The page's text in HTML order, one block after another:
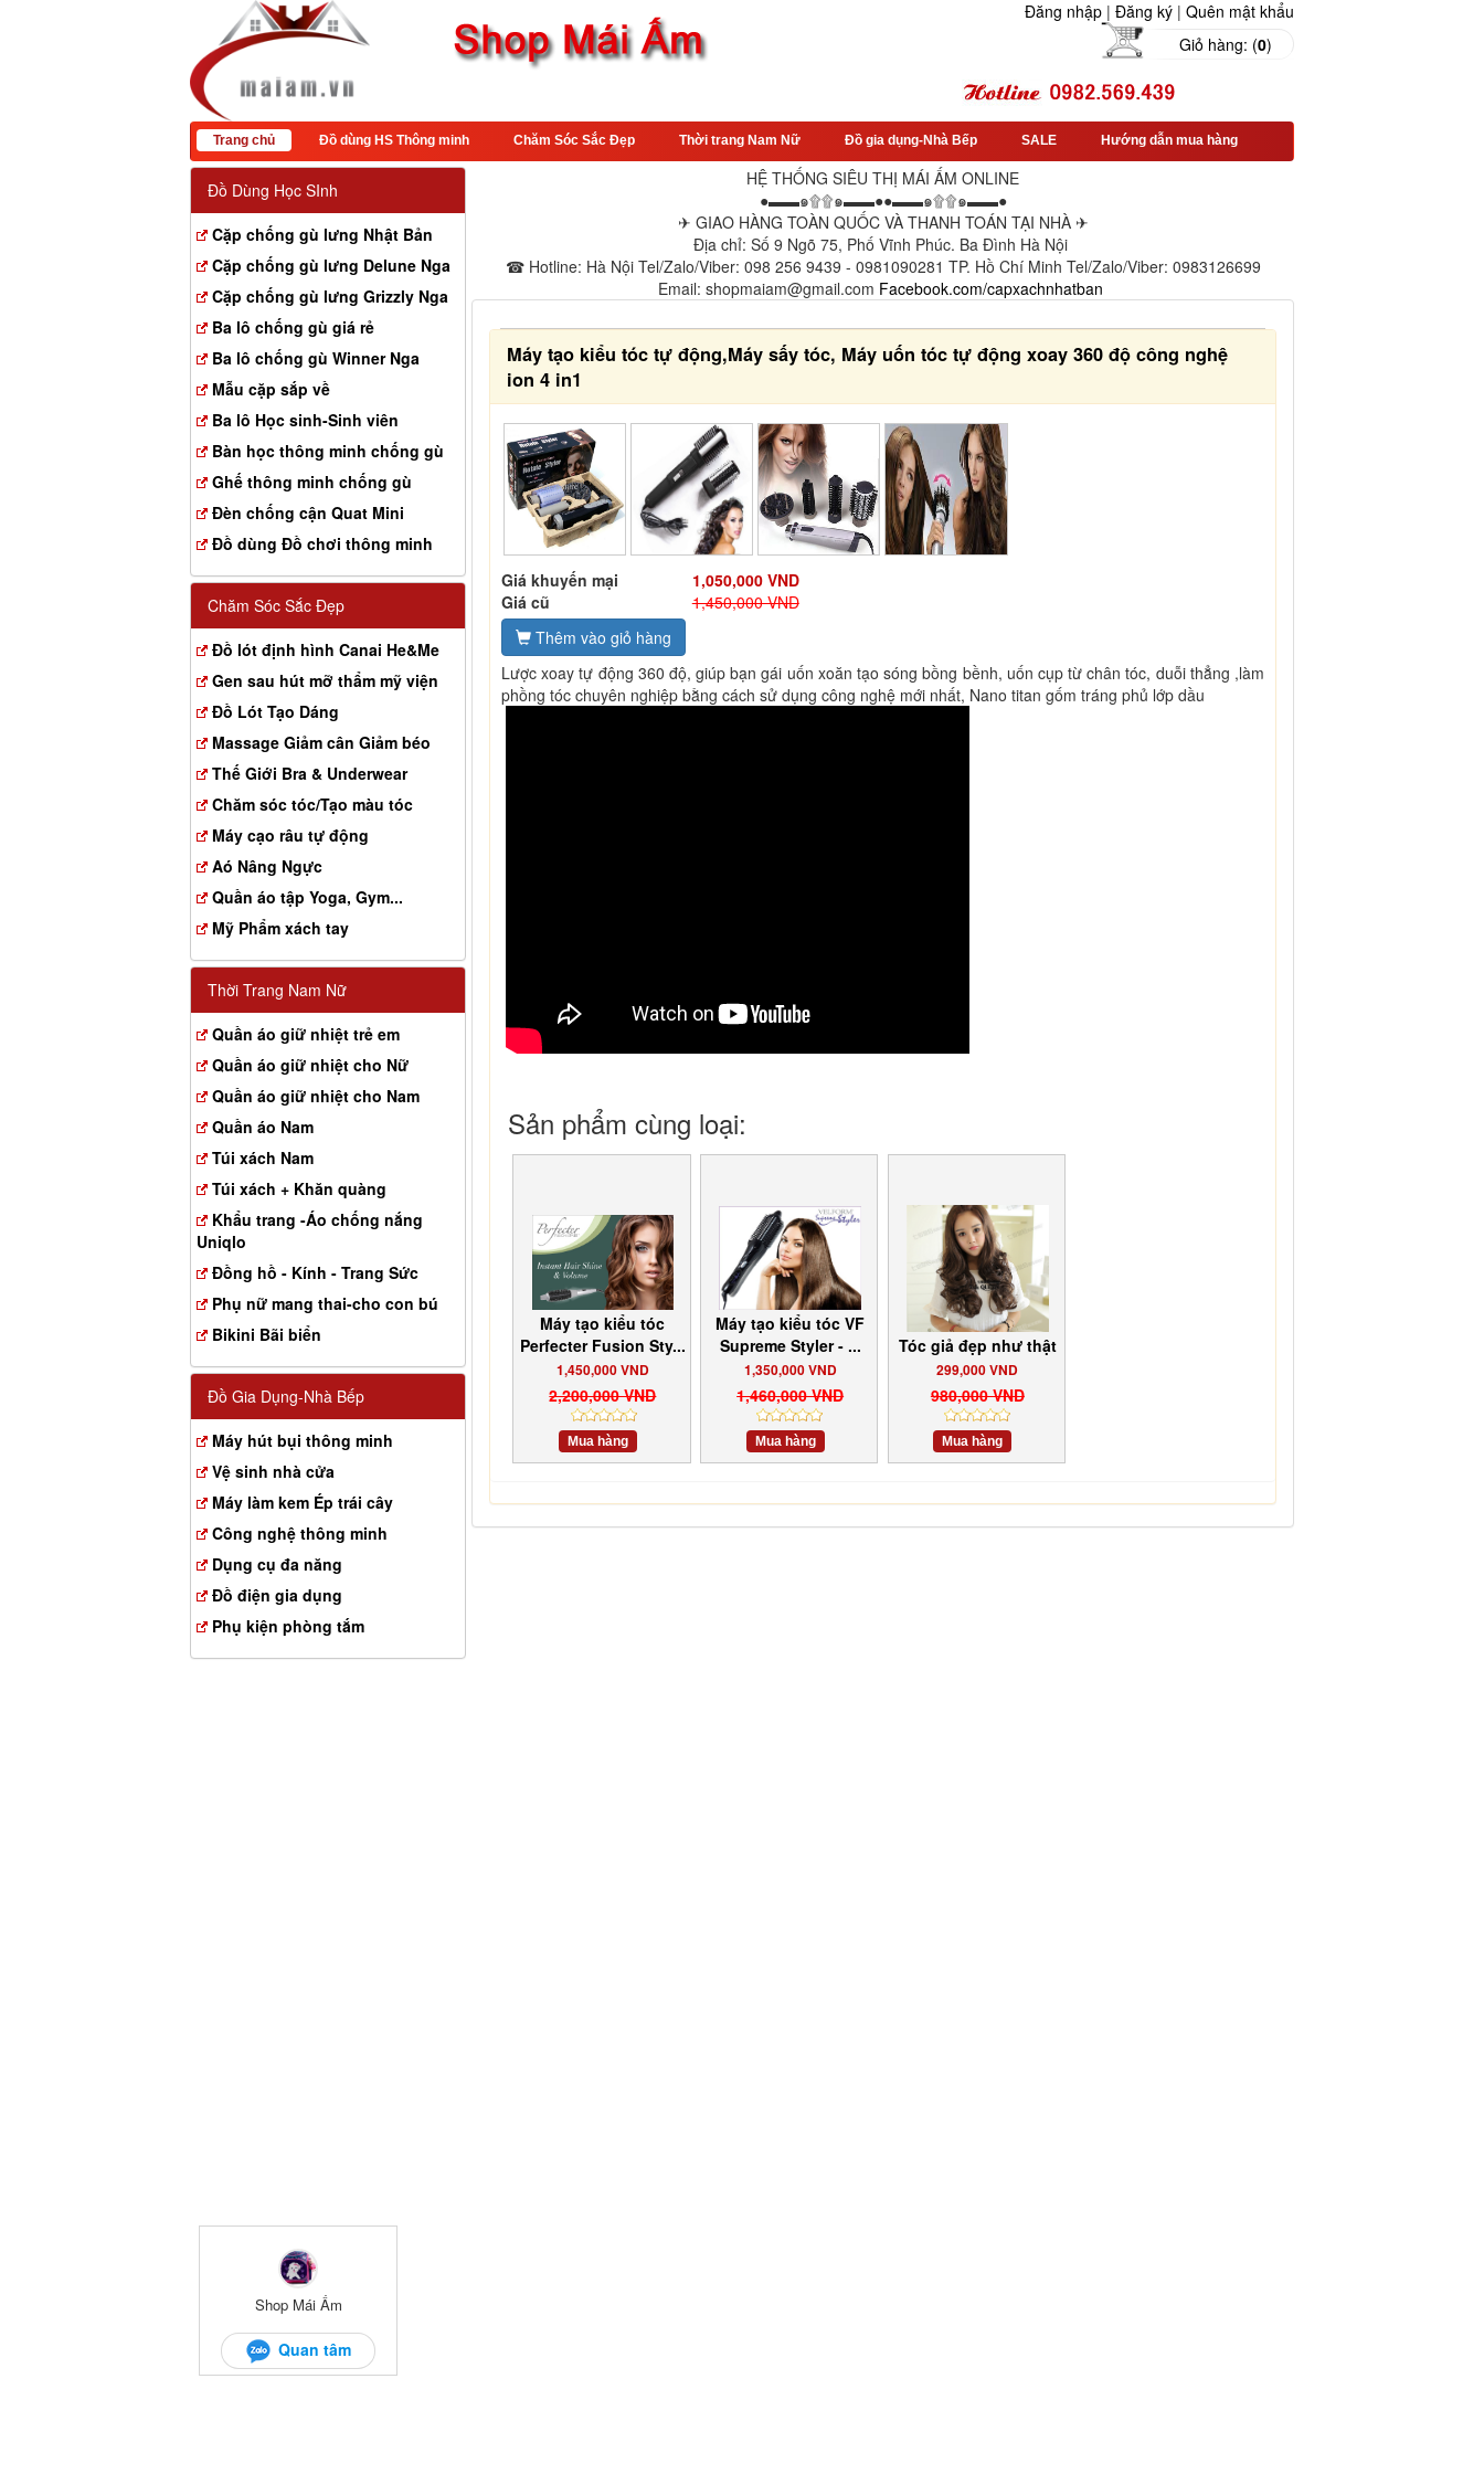
Đăng nhập | Đăng ký | Quên mật khẩu
Giỏ hàng: (0)
Trang chủ Đồ dùng HS Thông minh Chăm Sóc Sắc Đẹp Thời trang Nam Nữ Đồ gia dụng-Nhà Bếp SALE Hướng dẫn mua hàng
Đồ Dùng Học SInh
Cặp chống gù lưng Nhật Bản
Cặp chống gù lưng Delune Nga
Cặp chống gù lưng Grizzly Nga
Ba lô chống gù giá rẻ
Ba lô chống gù Winner Nga
Mẫu cặp sắp về
Ba lô Học sinh-Sinh viên
Bàn học thông minh chống gù
Ghế thông minh chống gù
Đèn chống cận Quat Mini
Đồ dùng Đồ chơi thông minh
Chăm Sóc Sắc Đẹp
Đồ lót định hình Canai He&Me
Gen sau hút mỡ thẩm mỹ viện
Đồ Lót Tạo Dáng
Massage Giảm cân Giảm béo
Thế Giới Bra & Underwear
Chăm sóc tóc/Tạo màu tóc
Máy cạo râu tự động
Aó Nâng Ngực
Quần áo tập Yoga, Gym...
Mỹ Phẩm xách tay
Thời Trang Nam Nữ
Quần áo giữ nhiệt trẻ em
Quần áo giữ nhiệt cho Nữ
Quần áo giữ nhiệt cho Nam
Quần áo Nam
Túi xách Nam
Túi xách + Khăn quàng
Khẩu trang -Áo chống nắng
Uniqlo
Đồng hồ - Kính - Trang Sức
Phụ nữ mang thai-cho con bú
Bikini Bãi biển
Đồ Gia Dụng-Nhà Bếp
Máy hút bụi thông minh
Vệ sinh nhà cửa
Máy làm kem Ép trái cây
Công nghệ thông minh
Dụng cụ đa năng
Đồ điện gia dụng
Phụ kiện phòng tắm
HỆ THỐNG SIÊU THỊ MÁI ẤM ONLINE
●▬▬๑۩۩๑▬▬●●▬▬๑۩۩๑▬▬●
✈ GIAO HÀNG TOÀN QUỐC VÀ THANH TOÁN TẠI NHÀ ✈
Địa chỉ: Số 9 Ngõ 75, Phố Vĩnh Phúc. Ba Đình Hà Nội
☎ Hotline: Hà Nội Tel/Zalo/Viber: 098 256 9439 - 0981090281 TP. Hồ Chí Minh Tel/Zalo/Viber: 0983126699
Email: shopmaiam@gmail.com Facebook.com/capxachnhatban
Máy tạo kiểu tóc tự động,Máy sấy tóc, Máy uốn tóc tự động xoay 360 độ công nghệ
ion 4 in1
Giá khuyến mại
1,050,000 VND
Giá cũ
1,450,000 VND
Thêm vào giỏ hàng
Lược xoay tự động 360 độ, giúp bạn gái uốn xoăn tạo sóng bồng bềnh, uốn cụp từ chân tóc, duỗi thẳng ,làm
phồng tóc chuyên nghiệp bằng cách sử dụng công nghệ mới nhất, Nano titan gốm tráng phủ lớp dầu
Sản phẩm cùng loại:
Máy tạo kiểu tóc
Perfecter Fusion Sty...
1,450,000 VND
2,200,000 VND
Mua hàng
Máy tạo kiểu tóc VF
Supreme Styler - ...
1,350,000 VND
1,460,000 VND
Mua hàng
Tóc giả đẹp như thật
299,000 VND
980,000 VND
Mua hàng